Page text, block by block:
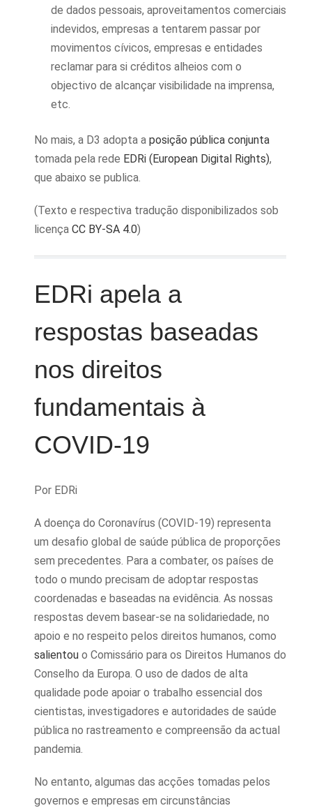
de dados pessoais, aproveitamentos comerciais
indevidos, empresas a tentarem passar por
movimentos cívicos, empresas e entidades
reclamar para si créditos alheios com o
objectivo de alcançar visibilidade na imprensa,
etc.
No mais, a D3 adopta a posição pública conjunta
tomada pela rede EDRi (European Digital Rights),
que abaixo se publica.
(Texto e respectiva tradução disponibilizados sob
licença CC BY-SA 4.0)
EDRi apela a
respostas baseadas
nos direitos
fundamentais à
COVID-19
Por EDRi
A doença do Coronavírus (COVID-19) representa
um desafio global de saúde pública de proporções
sem precedentes. Para a combater, os países de
todo o mundo precisam de adoptar respostas
coordenadas e baseadas na evidência. As nossas
respostas devem basear-se na solidariedade, no
apoio e no respeito pelos direitos humanos, como
salientou o Comissário para os Direitos Humanos do
Conselho da Europa. O uso de dados de alta
qualidade pode apoiar o trabalho essencial dos
cientistas, investigadores e autoridades de saúde
pública no rastreamento e compreensão da actual
pandemia.
No entanto, algumas das acções tomadas pelos
governos e empresas em circunstâncias